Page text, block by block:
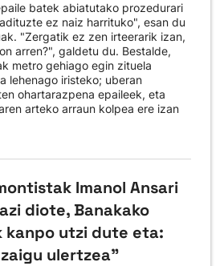
batek abiatutako prozedurari
ez naiz harrituko", esan du
"Zergatik ez zen irteerarik izan,
arren?", galdetu du. Bestalde,
metro gehiago egin zituela
lehenago iristeko; uberan
ohartarazpena epaileek, eta
arteko arraun kolpea ere izan
Imanol Ansari
diote, Banakako
kanpo utzi dute eta:
ulertzea”